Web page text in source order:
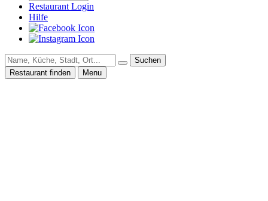
Restaurant Login
Hilfe
Suchen
Restaurant finden
Menu